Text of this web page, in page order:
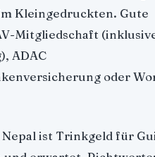
Kleingedruckten. Gute
Mitgliedschaft
ADAC
oder
ist Trinkgeld für